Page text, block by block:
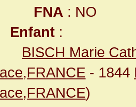
FNA : NO
Enfant :
BISCH Marie
- 1844
)